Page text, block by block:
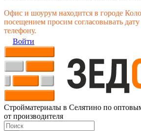
Офис и шоурум находится в городе
посещением просим согласовывать
телефону.
Войти
Стройматериалы в Селятино по
от производителя